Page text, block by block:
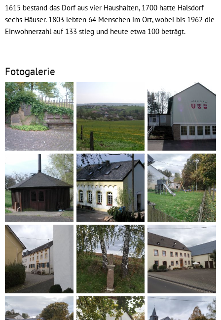
1615 bestand das Dorf aus vier Haushalten, 1700 hatte Halsdorf
sechs Häuser. 1803 lebten 64 Menschen im Ort, wobei bis 1962 die
Einwohnerzahl auf 133 stieg und heute etwa 100 beträgt.
Fotogalerie